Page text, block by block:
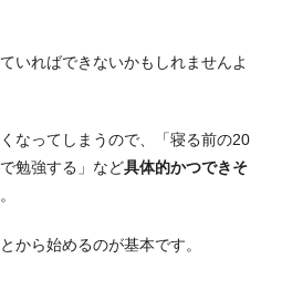
いればできないかもしれませんよ
なってしまうので、「寝る前の20
勉強する」など具体的かつできそ
から始めるのが基本です。